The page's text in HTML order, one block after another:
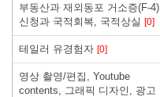
부동산과 재외동포 거소증(F-4)
신청과 국적회복, 국적상실 [0]
테일러 유경험자 [0]
영상 촬영/편집, Youtube
contents, 그래픽 디자인, 광고